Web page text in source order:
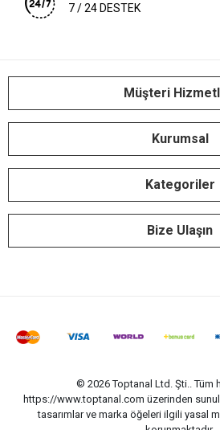
7 / 24 DESTEK
Müşteri
Kurumsal
Kategoriler
Bize Ulaşın
© 2026 Toptanal Ltd. Şti.. Tüm
https://www.toptanal.com üzerinden
tasarımlar ve marka öğeleri ilgili yasal